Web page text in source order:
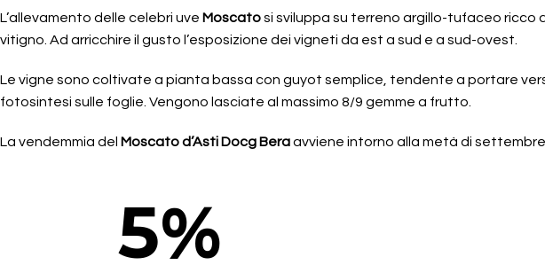
L’allevamento delle celebri uve Moscatosi sviluppa su terreno argillo-tufaceo ricco
vitigno. Ad arricchire il gusto l’esposizione dei vigneti da est a sud e a sud-ovest.
Le vigne sono coltivate a pianta bassa con guyot semplice, tendente a portare
fotosintesi sulle foglie. Vengono lasciate al massimo 8/9 gemme a frutto.
La vendemmia del Moscato d’Asti Docg Beraavviene intorno alla metà di
5%